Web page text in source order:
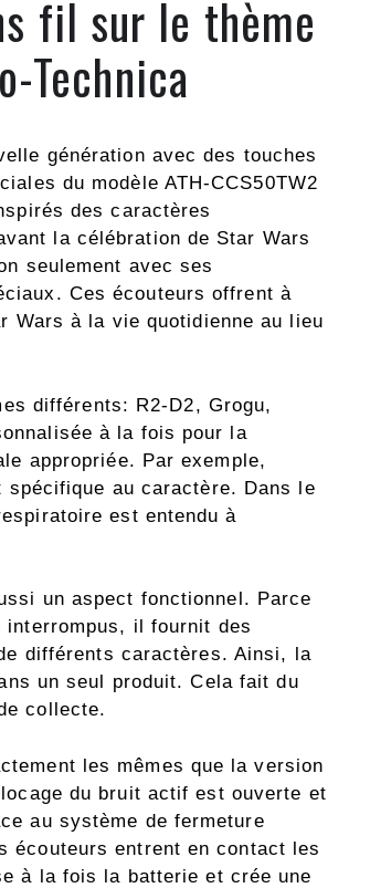
fil sur le thème
Technica
génération avec des touches
du modèle ATH-CCS50TW2
des caractères
la célébration de Star Wars
seulement avec ses
Ces écouteurs offrent à
Wars à la vie quotidienne au lieu
différents: R2-D2, Grogu,
à la fois pour la
appropriée. Par exemple,
au caractère. Dans le
est entendu à
un aspect fonctionnel. Parce
il fournit des
différents caractères. Ainsi, la
un seul produit. Cela fait du
collecte.
les mêmes que la version
du bruit actif est ouverte et
au système de fermeture
écouteurs entrent en contact les
à la fois la batterie et crée une